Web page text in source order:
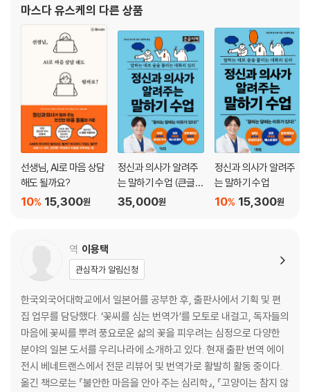
10 현재 주변 환경에서 어떤 영향을 받고 있는가?
12 대화에 나타나는 ‘자아’, ‘초자아’, ‘리비도’
13 대화하기 전에 자신의 ‘경향’을 분석한다
column 자신의 ‘자아’, ‘초자아’, ‘리비도’를 파악하자
14 우리는 인간관계를 무의식적으로 가공한다
15 상대방이 어떤 사람인지 미리 파악한다
column 자기애성 인격장애를 지닌 사람과 만난다면?
제3장 대화는 어떻게 듣느냐에 따라 모든 것이 결정된다
16 대화의 주인공은 내가 아니다
column 정신과 의사는 환자를 어떻게 존중하는가?
19 어떤 태도로 이야기를 들어야 하는가?
20 6가지 요점에 충족될 때가 바로 말할 타이밍!
제4장 정신과 의사가 실천하는, 모두 내 편으로 만드는 대화의 기술
21 정신과 의사는 대화로 수술한다
22 성별에 따라 대화도 바뀌어야 한다
23 자신의 ‘지금 상태’를 냉정하게 파악한다
마스다 유스케 의 다른 상품
선생님, AI로 마음 상담
해도 될까요?
15,300원
10%
정신과 의사가 알려주
는 말하기 수업 (큰글자
책)
35,000원
정신과 의사가 알려주
는 말하기 수업
15,300원
10%
역 이용택
관심작가 알림신청
한국외국어대학교에서 일본어를 공부한 후, 출판사에서 기획 및 편
집 업무를 담당했다. ‘꽃씨를 심는 번역가’를 모토로 내걸고, 독자들의
마음에 꽃씨를 뿌려 풍요로운 삶의 꽃을 피우려는 심정으로 다양한
분야의 일본 도서를 우리나라에 소개하고 있다. 현재 출판 번역 에이
전시 베네트랜스에서 전문 리뷰어 및 번역가로 활발히 활동 중이다.
옮긴 책으로는 『불안한 마음을 안아 주는 심리학』, 『고양이는 참지 않